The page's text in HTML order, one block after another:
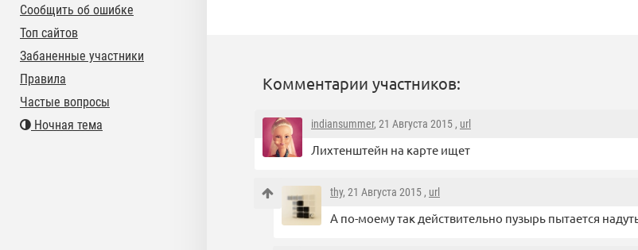
Комментарии участников:
indiansummer, 21 Августа 2015 , url
Лихтенштейн на карте ищет
thy, 21 Августа 2015 , url
А по-моему так действительно пузырь пытается
Сообщить об ошибке
Топ сайтов
Забаненные участники
Правила
Частые вопросы
Ночная тема